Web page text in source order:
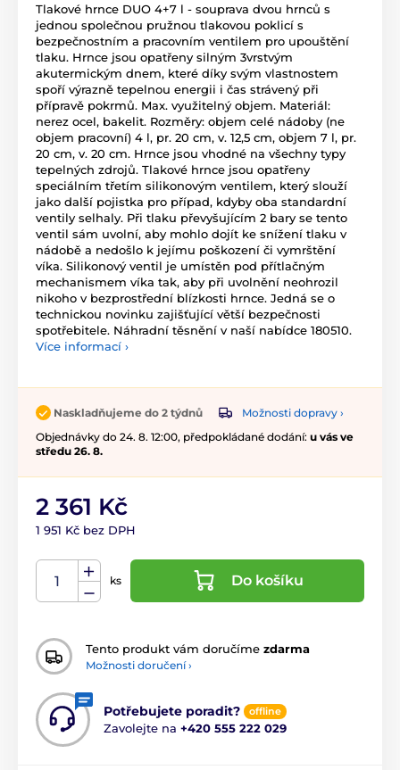
Tlakové hrnce DUO 4+7 l - souprava dvou hrnců s
jednou společnou pružnou tlakovou poklicí s
bezpečnostním a pracovním ventilem pro upouštění
tlaku. Hrnce jsou opatřeny silným 3vrstvým
akutermickým dnem, které díky svým vlastnostem
spoří výrazně tepelnou energii i čas strávený při
přípravě pokrmů. Max. využitelný objem. Materiál:
nerez ocel, bakelit. Rozměry: objem celé nádoby (ne
objem pracovní) 4 l, pr. 20 cm, v. 12,5 cm, objem 7 l, pr.
20 cm, v. 20 cm. Hrnce jsou vhodné na všechny typy
tepelných zdrojů. Tlakové hrnce jsou opatřeny
speciálním třetím silikonovým ventilem, který slouží
jako další pojistka pro případ, kdyby oba standardní
ventily selhaly. Při tlaku převyšujícím 2 bary se tento
ventil sám uvolní, aby mohlo dojít ke snížení tlaku v
nádobě a nedošlo k jejímu poškození či vymrštění
víka. Silikonový ventil je umístěn pod přítlačným
mechanismem víka tak, aby při uvolnění neohrozil
nikoho v bezprostřední blízkosti hrnce. Jedná se o
technickou novinku zajišťující větší bezpečnosti
spotřebitele. Náhradní těsnění v naší nabídce 180510.
Více informací ›
Naskladňujeme do 2 týdnů
Možnosti dopravy ›
Objednávky do 24. 8. 12:00, předpokládané dodání: u vás ve
středu 26. 8.
2 361 Kč
1 951 Kč bez DPH
ks Do košíku
Tento produkt vám doručíme zdarma
Možnosti doručení ›
Potřebujete poradit? offline
Zavolejte na +420 555 222 029